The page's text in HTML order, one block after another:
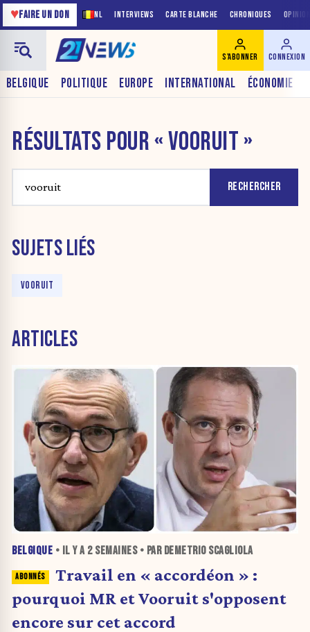
NL INTERVIEWS CARTE BLANCHE CHRONIQUES
♥FAIRE UN DON
BELGIQUE POLITIQUE EUROPE INTERNATIONAL ÉCONOMIE
S'ABONNER CONNEXION
RÉSULTATS POUR « VOORUIT »
RECHERCHER
SUJETS LIÉS
VOORUIT
ARTICLES
BELGIQUE • IL Y A 2 SEMAINES• PAR DEMETRIO SCAGLIOLA
Travail en « accordéon » :
pourquoi MR et Vooruit s'opposent
encore sur cet accord